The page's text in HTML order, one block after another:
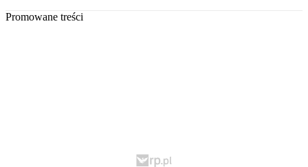
Promowane treści